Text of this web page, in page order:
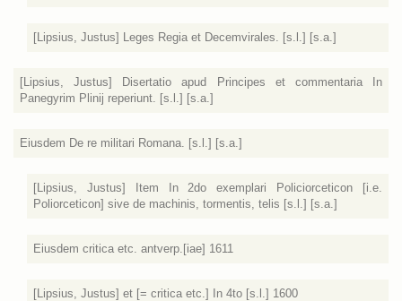
[Lipsius, Justus] Leges Regia et Decemvirales. [s.l.] [s.a.]
[Lipsius, Justus] Disertatio apud Principes et commentaria In
Panegyrim Plinij reperiunt. [s.l.] [s.a.]
Eiusdem De re militari Romana. [s.l.] [s.a.]
[Lipsius, Justus] Item In 2do exemplari Policiorceticon [i.e.
Poliorceticon] sive de machinis, tormentis, telis [s.l.] [s.a.]
Eiusdem critica etc. antverp.[iae] 1611
[Lipsius, Justus] et [= critica etc.] In 4to [s.l.] 1600